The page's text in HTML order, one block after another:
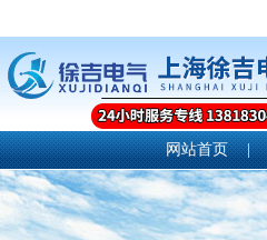
网站首页 |